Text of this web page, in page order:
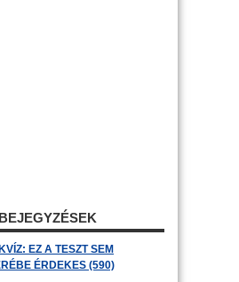
EZ A TESZT SEM
ÉRDEKES (590)